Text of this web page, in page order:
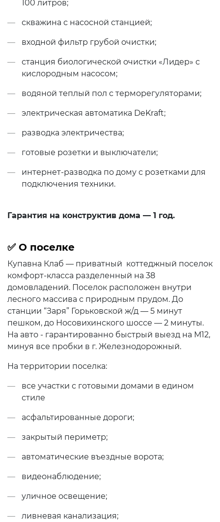
100 литров;
скважина с насосной станцией;
входной фильтр грубой очистки;
станция биологической очистки «Лидер» с
кислородным насосом;
водяной теплый пол с терморегуляторами;
электрическая автоматика DeKraft;
разводка электричества;
готовые розетки и выключатели;
интернет-разводка по дому с розетками для
подключения техники.
Гарантия на конструктив дома — 1 год.
✅ О поселке
Купавна Клаб — приватный коттеджный поселок
комфорт-класса разделенный на 38
домовладений. Поселок расположен внутри
лесного массива с природным прудом. До
станции “Заря” Горьковской ж/д — 5 минут
пешком, до Носовихинского шоссе — 2 минуты.
На авто - гарантированно быстрый выезд на М12,
минуя все пробки в г. Железнодорожный.
На территории поселка:
все участки с готовыми домами в едином
стиле
асфальтированные дороги;
закрытый периметр;
автоматические въездные ворота;
видеонаблюдение;
уличное освещение;
ливневая канализация;